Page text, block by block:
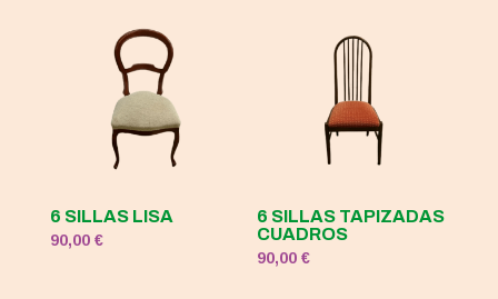
6 SILLAS LISA
90,00 €
6 SILLAS TAPIZADAS
CUADROS
90,00€